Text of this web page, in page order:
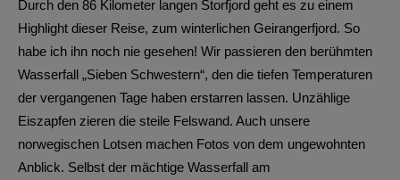
Durch den 86 Kilometer langen Storfjord geht es zu einem
Highlight dieser Reise, zum winterlichen Geirangerfjord. So
habe ich ihn noch nie gesehen! Wir passieren den berühmten
Wasserfall „Sieben Schwestern“, den die tiefen Temperaturen
der vergangenen Tage haben erstarren lassen. Unzählige
Eiszapfen zieren die steile Felswand. Auch unsere
norwegischen Lotsen machen Fotos von dem ungewohnten
Anblick. Selbst der mächtige Wasserfall am